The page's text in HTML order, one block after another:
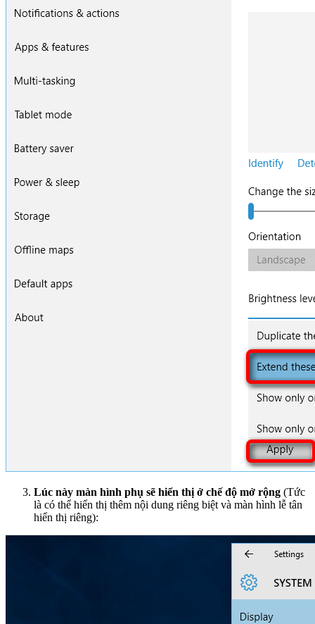
Lúc này màn hình phụ sẽ hiển thị ở chế độ mở rộng (Tức
là có thể hiển thị thêm nội dung riêng biệt và màn hình lễ tân
hiển thị riêng):